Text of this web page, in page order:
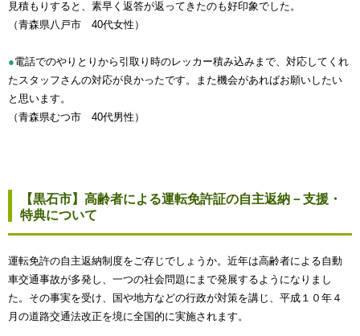
見積もりすると、素早く返答が返ってきたのも好印象でした。
（青森県八戸市 40代女性）
●電話でのやりとりから引取り時のレッカー積み込みまで、対応してくれ
たスタッフさんの対応が良かったです。また機会があればお願いしたい
と思います。
（青森県むつ市 40代男性）
【黒石市】高齢者による運転免許証の自主返納－支援・
特典について
運転免許の自主返納制度をご存じでしょうか。近年は高齢者による自動
車交通事故が多発し、一つの社会問題にまで発展するようになりまし
た。その事実を受け、国や地方などの行政が対策を講じ、平成１０年４
月の道路交通法改正を境に全国的に実施されます。